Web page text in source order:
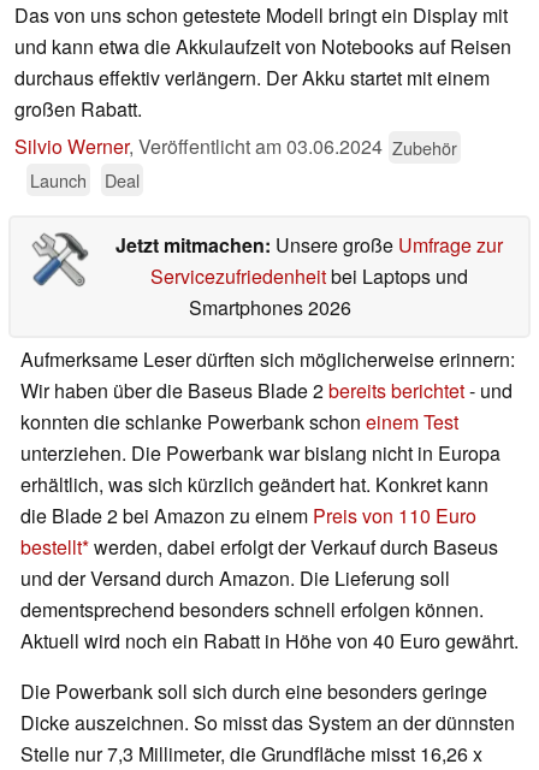
Das von uns schon getestete Modell bringt ein Display mit
und kann etwa die Akkulaufzeit von Notebooks auf Reisen
durchaus effektiv verlängern. Der Akku startet mit einem
großen Rabatt.
Silvio Werner, Veröffentlicht am03.06.2024 Zubehör
Launch
Deal
Jetzt mitmachen: Unsere große Umfrage zur
Servicezufriedenheitbei Laptops und
Smartphones 2026
Aufmerksame Leser dürften sich möglicherweise erinnern:
Wir haben über die Baseus Blade 2bereits berichtet- und
konnten die schlanke Powerbank schon einem Test
unterziehen. Die Powerbank war bislang nicht in Europa
erhältlich, was sich kürzlich geändert hat. Konkret kann
die Blade 2 bei Amazon zu einem Preis von 110 Euro
bestellt werden, dabei erfolgt der Verkauf durch Baseus
und der Versand durch Amazon. Die Lieferung soll
dementsprechend besonders schnell erfolgen können.
Aktuell wird noch ein Rabatt in Höhe von 40 Euro gewährt.
Die Powerbank soll sich durch eine besonders geringe
Dicke auszeichnen. So misst das System an der dünnsten
Stelle nur 7,3 Millimeter, die Grundfläche misst 16,26 x